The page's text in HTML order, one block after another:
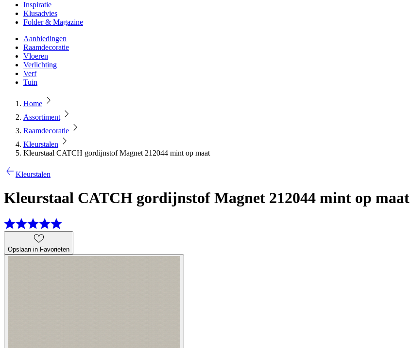
Inspiratie
Klusadvies
Folder & Magazine
Aanbiedingen
Raamdecoratie
Vloeren
Verlichting
Verf
Tuin
Home
Assortiment
Raamdecoratie
Kleurstalen
Kleurstaal CATCH gordijnstof Magnet 212044 mint op maat
Kleurstalen
Kleurstaal CATCH gordijnstof Magnet 212044 mint op maat
Opslaan in Favorieten